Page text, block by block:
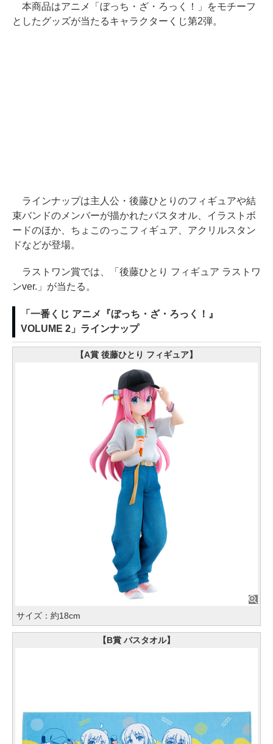
本商品はアニメ「ぼっち・ざ・ろっく！」をモチーフ
としたグッズが当たるキャラクターくじ第2弾。
ラインナップは主人公・後藤ひとりのフィギュアや結
束バンドのメンバーが描かれたバスタオル、イラストボ
ードのほか、ちょこのっこフィギュア、アクリルスタン
ドなどが登場。
ラストワン賞では、「後藤ひとり フィギュア ラストワ
ンver.」が当たる。
「一番くじ アニメ『ぼっち・ざ・ろっく！』
VOLUME 2」ラインナップ
【A賞 後藤ひとり フィギュア】
サイズ：約18cm
【B賞 バスタオル】